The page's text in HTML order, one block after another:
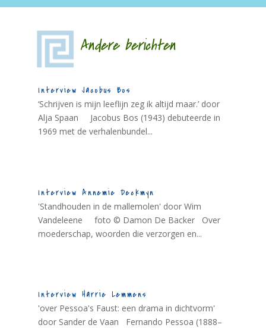
Andere berichten
Interview Jacobus Bos
‘Schrijven is mijn leeflijn zeg ik altijd maar.’ door
Alja Spaan Jacobus Bos (1943) debuteerde in
1969 met de verhalenbundel...
Interview Annemie Deckmyn
'Standhouden in de mallemolen' door Wim
Vandeleene foto © Damon De Backer Over
moederschap, woorden die verzorgen en...
Interview Harrie Lemmens
'over Pessoa's Faust: een drama in dichtvorm'
door Sander de Vaan Fernando Pessoa (1888–